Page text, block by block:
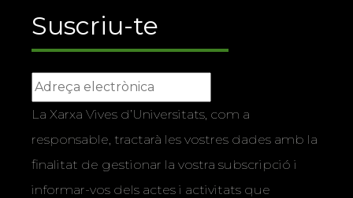
Suscriu-te
La Xarxa Vives d’Universitats, com a
responsable, tractarà les vostres dades amb la
finalitat de gestionar la vostra subscripció i
informar-vos dels actes i activitats que